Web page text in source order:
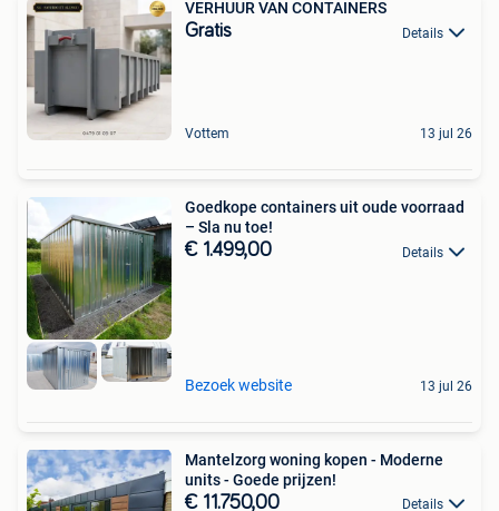
VERHUUR VAN CONTAINERS
Gratis Details
Vottem 13 jul 26
Goedkope containers uit oude voorraad
– Sla nu toe!
€ 1.499,00 Details
Bezoek website 13 jul 26
Mantelzorg woning kopen - Moderne
units - Goede prijzen!
€ 11.750,00 Details